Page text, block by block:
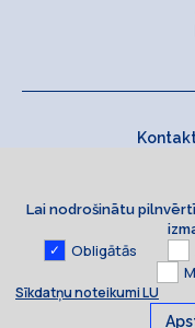
Lai nodrošinātu
Obligātās
Sīkdatņu noteikumi LU